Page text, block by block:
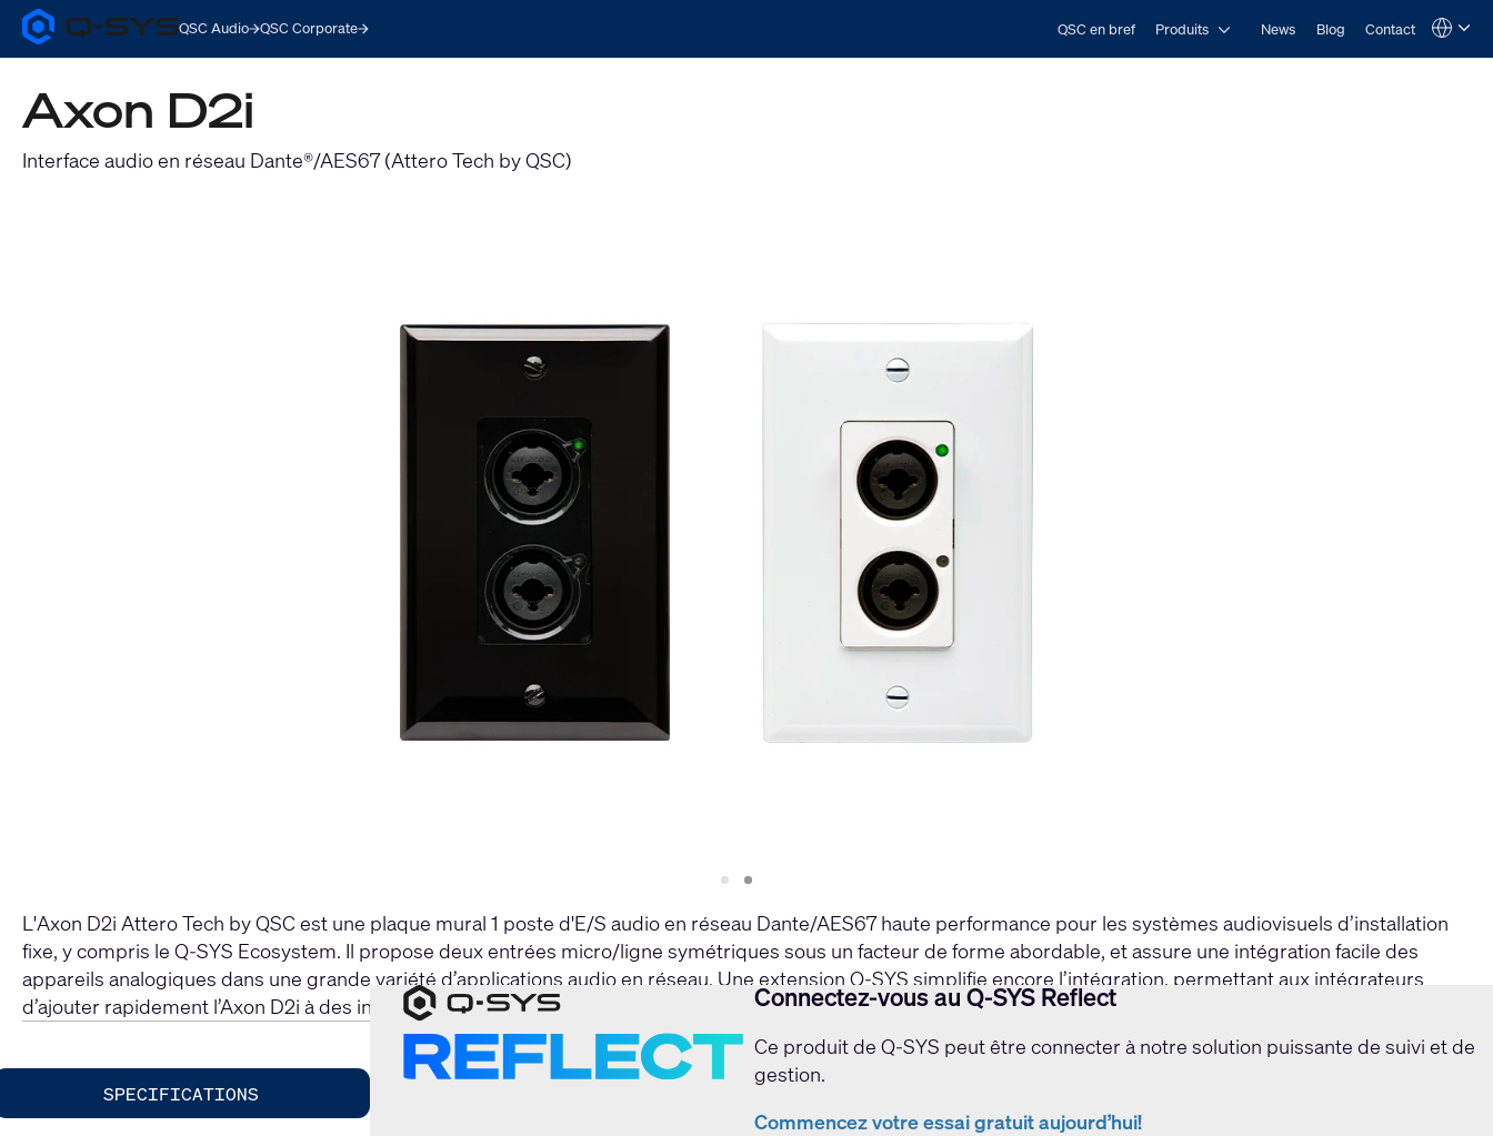
Q-
SYS
Products
Homepage
QSC Audio QSC Corporate QSC en bref Produits Open Produits
News Blog Contact
Axon D2i
Interface audio en réseau Dante®/AES67 (Attero Tech by QSC)
Slide
1 Slide
2
L'Axon D2i Attero Tech by QSC est une plaque mural 1 poste d'E/S audio en réseau Dante/AES67 haute performance pour les systèmes audiovisuels d’installation
fixe, y compris le Q-SYS Ecosystem. Il propose deux entrées micro/ligne symétriques sous un facteur de forme abordable, et assure une intégration facile des
appareils analogiques dans une grande variété d’applications audio en réseau. Une extension Q-SYS simplifie encore l’intégration, permettant aux intégrateurs
d’ajouter rapidement l’Axon D2i à des installations Q-SYS sans la moindre programmation.
SPECIFICATIONS
Connectez-vous au Q-SYS Reflect
Ce produit de Q-SYS peut être connecter à notre solution puissante de suivi et de
gestion.
Commencez votre essai gratuit aujourd’hui!